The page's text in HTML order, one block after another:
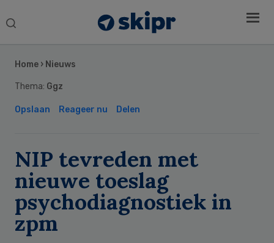
Search
Home › Nieuws
Thema: Ggz
Opslaan Reageer nu Delen
NIP tevreden met
nieuwe toeslag
psychodiagnostiek in
zpm
Sidebar